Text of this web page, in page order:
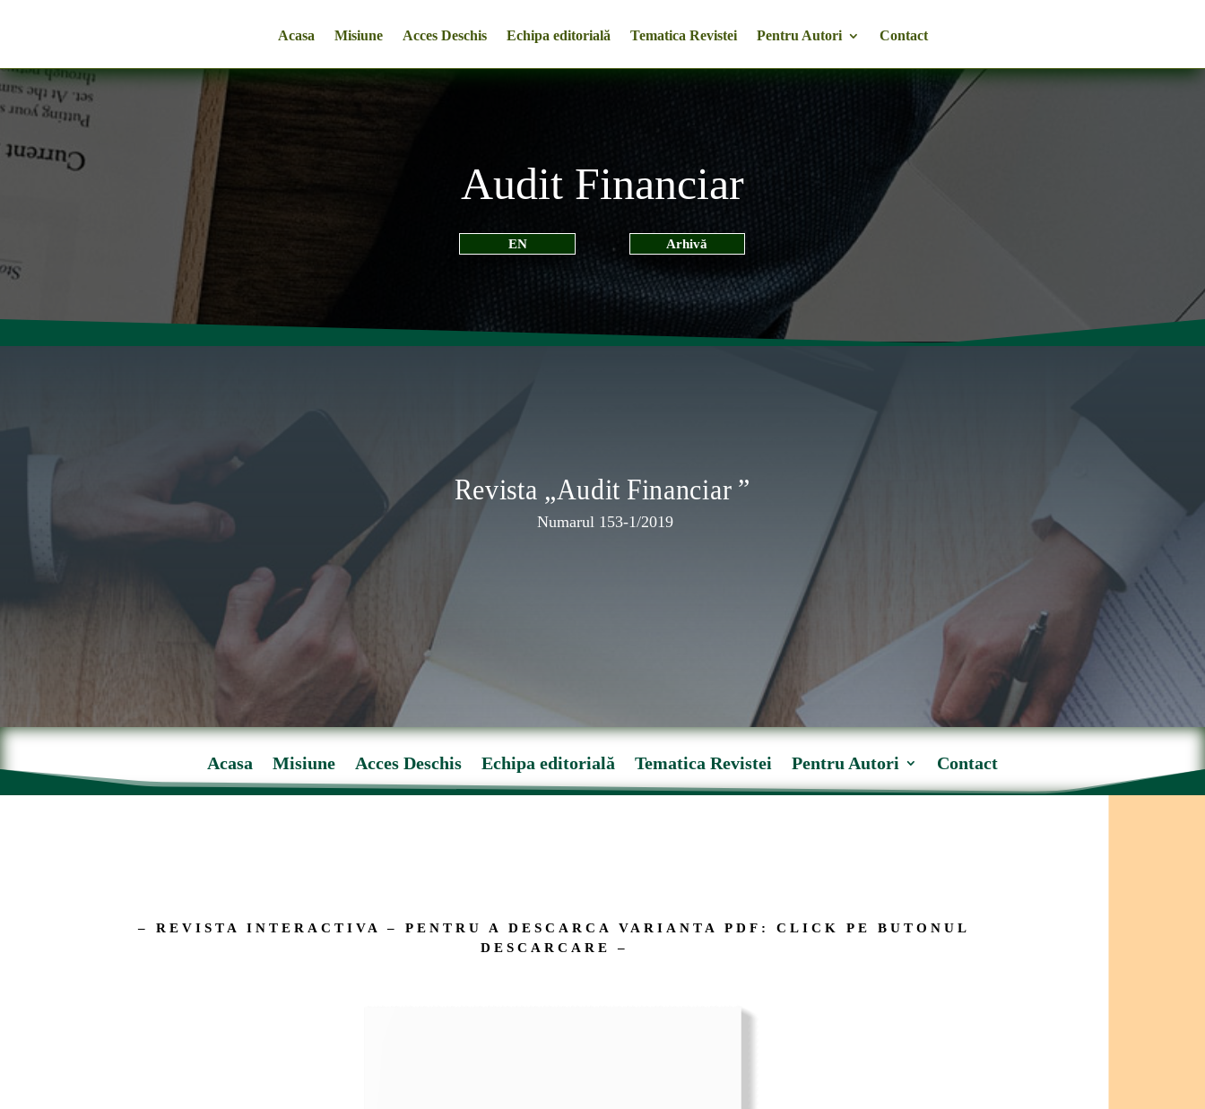
Acasa Misiune Acces Deschis Echipa editorială Tematica Revistei Pentru Autori Contact
Audit Financiar
EN Arhivă
Revista „Audit Financiar ”
Numarul 153-1/2019
Acasa Misiune Acces Deschis Echipa editorială Tematica Revistei Pentru Autori Contact
– REVISTA INTERACTIVA – PENTRU A DESCARCA VARIANTA PDF: CLICK PE BUTONUL
DESCARCARE –